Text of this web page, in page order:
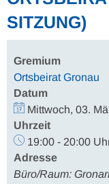
SITZUNG)
Gremium
Ortsbeirat Gronau
Datum
Mittwoch, 03.
Uhrzeit
19:00 - 20:00
Adresse
Büro/Raum: